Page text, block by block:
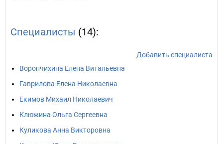
Специалисты (14):
Добавить специалиста
Ворончихина Елена Витальевна
Гаврилова Елена Николаевна
Екимов Михаил Николаевич
Клюжина Ольга Сергеевна
Куликова Анна Викторовна